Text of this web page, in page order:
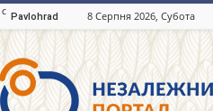
C Pavlohrad 8 Серпня 2026, Субота
Незалежний
портал